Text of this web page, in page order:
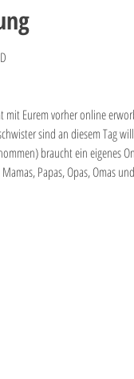
mit Eurem vorher online
sind an diesem Tag
braucht ein eigenes
Papas, Opas, Omas